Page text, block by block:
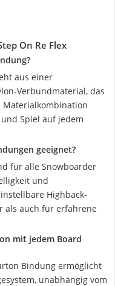
On Re Flex
aus einer
Verbundmaterial, das
Materialkombination
Spiel auf jedem
geeignet?
für alle Snowboarder
und
Highback-
als auch für erfahrene
mit jedem Board
Bindung ermöglicht
unabhängig vom